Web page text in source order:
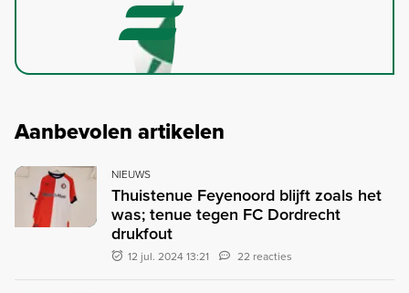
Aanbevolen artikelen
NIEUWS
Thuistenue Feyenoord blijft zoals het
was; tenue tegen FC Dordrecht
drukfout
12 jul. 2024 13:21 22 reacties